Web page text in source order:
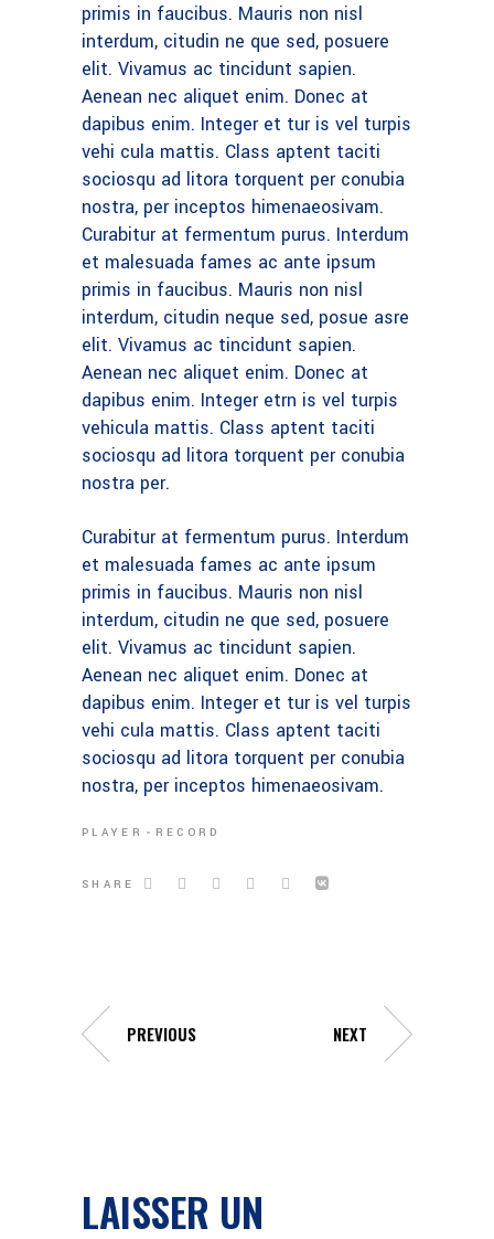
primis in faucibus. Mauris non nisl
interdum, citudin ne que sed, posuere
elit. Vivamus ac tincidunt sapien.
Aenean nec aliquet enim. Donec at
dapibus enim. Integer et tur is vel turpis
vehi cula mattis. Class aptent taciti
sociosqu ad litora torquent per conubia
nostra, per inceptos himenaeosivam.
Curabitur at fermentum purus. Interdum
et malesuada fames ac ante ipsum
primis in faucibus. Mauris non nisl
interdum, citudin neque sed, posue asre
elit. Vivamus ac tincidunt sapien.
Aenean nec aliquet enim. Donec at
dapibus enim. Integer etrn is vel turpis
vehicula mattis. Class aptent taciti
sociosqu ad litora torquent per conubia
nostra per.
Curabitur at fermentum purus. Interdum
et malesuada fames ac ante ipsum
primis in faucibus. Mauris non nisl
interdum, citudin ne que sed, posuere
elit. Vivamus ac tincidunt sapien.
Aenean nec aliquet enim. Donec at
dapibus enim. Integer et tur is vel turpis
vehi cula mattis. Class aptent taciti
sociosqu ad litora torquent per conubia
nostra, per inceptos himenaeosivam.
PLAYER RECORD
SHARE
PREVIOUS NEXT
LAISSER UN